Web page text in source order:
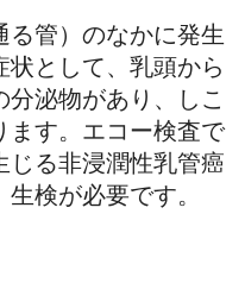
る管）のなかに発生
として、乳頭から
泌物があり、しこ
ます。エコー検査で
じる非浸潤性乳管癌
検が必要です。